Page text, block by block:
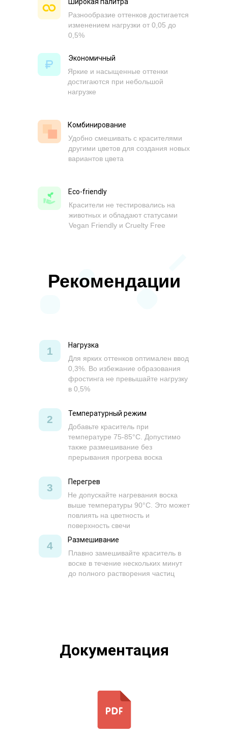
Экономичный
Яркие и насыщенные оттенки
достигаются при небольшой
нагрузке
Комбинирование
Удобно смешивать с красителями
другими цветов для создания новых
вариантов цвета
Разнообразие оттенков достигается
изменением нагрузки от 0,05 до
0,5%
Eco-friendly
Красители не тестировались на
животных и обладают статусами
Vegan Friendly и Cruelty Free
Рекомендации
Нагрузка
Для ярких оттенков оптимален ввод
0,3%. Во избежание образования
фростинга не превышайте нагрузку
в 0,5%
Размешивание
Плавно замешивайте краситель в
воске в течение нескольких минут
до полного растворения частиц
Температурный режим
Добавьте краситель при
температуре 75-85°C. Допустимо
также размешивание без
прерывания прогрева воска
Перегрев
Не допускайте нагревания воска
выше температуры 90°C. Это может
повлиять на цветность и
поверхность свечи
1
2
3
4
Документация